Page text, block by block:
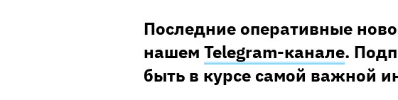
Последние оперативные
нашем Telegram-канале.
быть в курсе самой важной